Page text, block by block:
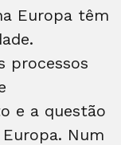
Europa têm
processos
e a questão
Num